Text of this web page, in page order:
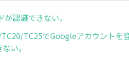
認識できない。
TC25でGoogleアカウントを
い。